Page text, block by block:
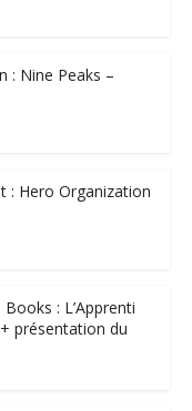
: Nine Peaks –
: Hero Organization
: L’Apprenti
présentation du